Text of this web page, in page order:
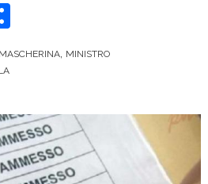
C
n
vi
di
MASCHERINA, MINISTRO